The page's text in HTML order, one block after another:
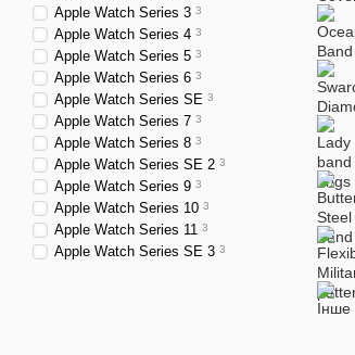
Apple Watch Series 3 3
Apple Watch Series 4 3
Apple Watch Series 5 3
Apple Watch Series 6 3
Apple Watch Series SE 3
Apple Watch Series 7 3
Apple Watch Series 8 3
Apple Watch Series SE 2 3
Apple Watch Series 9 3
Apple Watch Series 10 3
Apple Watch Series 11 3
Apple Watch Series SE 3 3